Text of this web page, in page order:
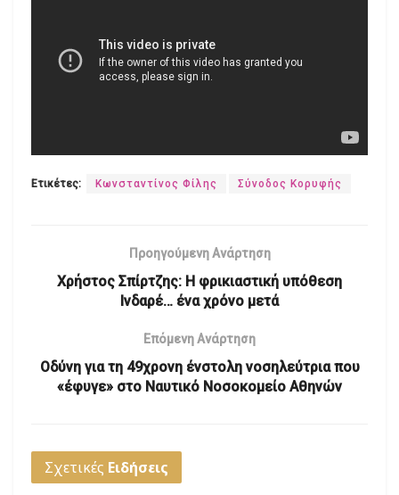
Ετικέτες: Κωνσταντίνος Φίλης Σύνοδος Κορυφής
Προηγούμενη Ανάρτηση
Χρήστος Σπίρτζης: H φρικιαστική υπόθεση
Ινδαρέ… ένα χρόνο μετά
Επόμενη Ανάρτηση
Οδύνη για τη 49χρονη ένστολη νοσηλεύτρια που
«έφυγε» στο Ναυτικό Νοσοκομείο Αθηνών
Σχετικές Ειδήσεις